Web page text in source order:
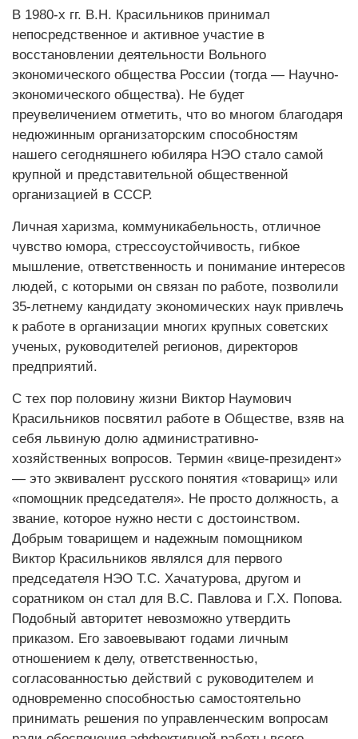
В 1980-х гг. В.Н. Красильников принимал
непосредственное и активное участие в
восстановлении деятельности Вольного
экономического общества России (тогда — Научно-
экономического общества). Не будет
преувеличением отметить, что во многом благодаря
недюжинным организаторским способностям
нашего сегодняшнего юбиляра НЭО стало самой
крупной и представительной общественной
организацией в СССР.
Личная харизма, коммуникабельность, отличное
чувство юмора, стрессоустойчивость, гибкое
мышление, ответственность и понимание интересов
людей, с которыми он связан по работе, позволили
35-летнему кандидату экономических наук привлечь
к работе в организации многих крупных советских
ученых, руководителей регионов, директоров
предприятий.
С тех пор половину жизни Виктор Наумович
Красильников посвятил работе в Обществе, взяв на
себя львиную долю административно-
хозяйственных вопросов. Термин «вице-президент»
— это эквивалент русского понятия «товарищ» или
«помощник председателя». Не просто должность, а
звание, которое нужно нести с достоинством.
Добрым товарищем и надежным помощником
Виктор Красильников являлся для первого
председателя НЭО Т.С. Хачатурова, другом и
соратником он стал для В.С. Павлова и Г.Х. Попова.
Подобный авторитет невозможно утвердить
приказом. Его завоевывают годами личным
отношением к делу, ответственностью,
согласованностью действий с руководителем и
одновременно способностью самостоятельно
принимать решения по управленческим вопросам